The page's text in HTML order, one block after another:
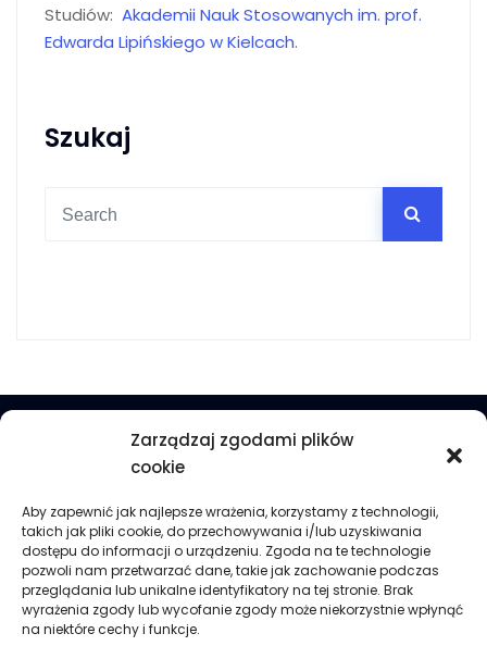
Zarządzaj zgodami plików
cookie
Aby zapewnić jak najlepsze wrażenia, korzystamy z technologii,
takich jak pliki cookie, do przechowywania i/lub uzyskiwania
dostępu do informacji o urządzeniu. Zgoda na te technologie
pozwoli nam przetwarzać dane, takie jak zachowanie podczas
przeglądania lub unikalne identyfikatory na tej stronie. Brak
wyrażenia zgody lub wycofanie zgody może niekorzystnie wpłynąć
na niektóre cechy i funkcje.
Studiów: Akademii Nauk Stosowanych im. prof.
Edwarda Lipińskiego w Kielcach.
Szukaj
nie stanowi oferty handlowej w rozumieniu art. 66 §1
Kodeksu cywilnego.
ans@lipinski.edu.pl